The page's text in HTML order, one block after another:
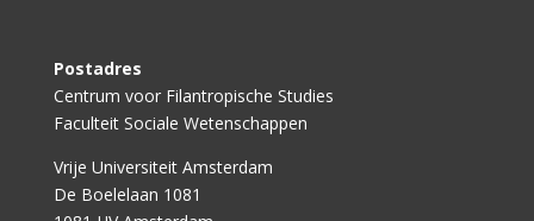
Postadres
Centrum voor Filantropische Studies
Faculteit Sociale Wetenschappen
Vrije Universiteit Amsterdam
De Boelelaan 1081